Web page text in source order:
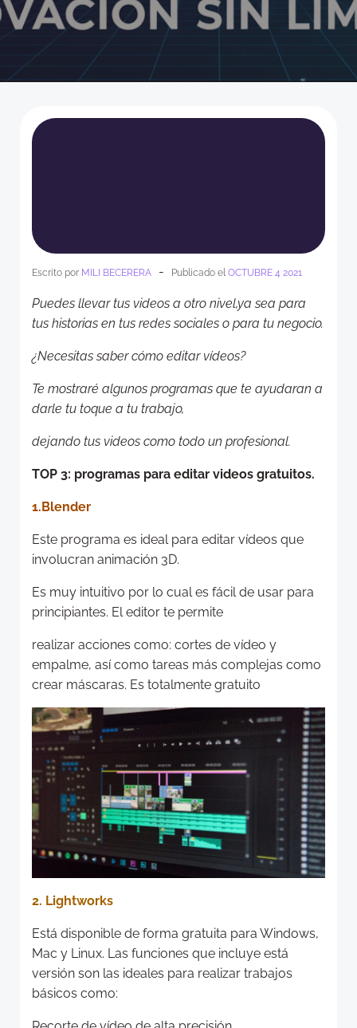
Escrito por MILI BECERERA - Publicado elOCTUBRE 4 2021
Puedes llevar tus videos a otro nivel,ya sea para
tus historias en tus redes sociales o para tu negocio.
¿Necesitas saber cómo editar vídeos?
Te mostraré algunos programas que te ayudaran a
darle tu toque a tu trabajo,
dejando tus videos como todo un profesional.
TOP 3: programas para editar videos gratuitos.
1.Blender
Este programa es ideal para editar vídeos que
involucran animación 3D.
Es muy intuitivo por lo cual es fácil de usar para
principiantes. El editor te permite
realizar acciones como: cortes de vídeo y
empalme, así como tareas más complejas como
crear máscaras. Es totalmente gratuito
2. Lightworks
Está disponible de forma gratuita para Windows,
Mac y Linux. Las funciones que incluye está
versión son las ideales para realizar trabajos
básicos como: